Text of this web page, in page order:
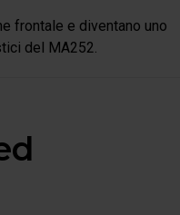
frontale e diventano uno
del MA252.